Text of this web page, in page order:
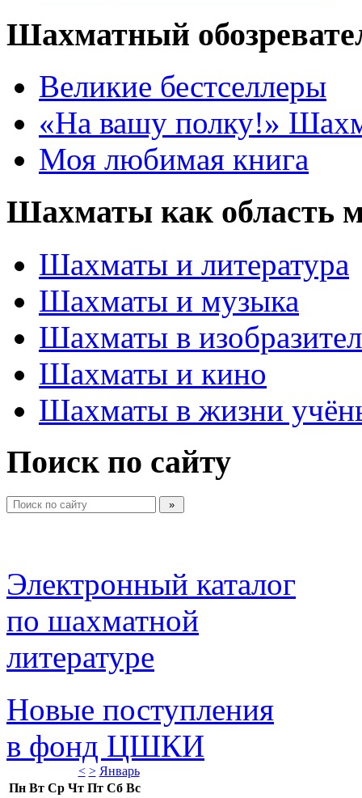
Шахматный
Великие бестселлеры
«На вашу полку!»
Моя любимая книга
Шахматы как область
Шахматы и литература
Шахматы и музыка
Шахматы в
Шахматы и кино
Шахматы в жизни
Поиск по сайту
Электронный каталог
по шахматной
литературе
Новые поступления
в фонд ЦШКИ
< > Январь
Пн Вт Ср Чт Пт Сб Вс